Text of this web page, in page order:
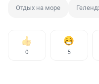
Отдых на море
0 5